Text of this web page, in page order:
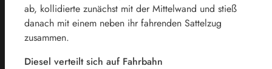
ab, kollidierte zunächst mit der Mittelwand und stieß
danach mit einem neben ihr fahrenden Sattelzug
zusammen.
Diesel verteilt sich auf Fahrbahn